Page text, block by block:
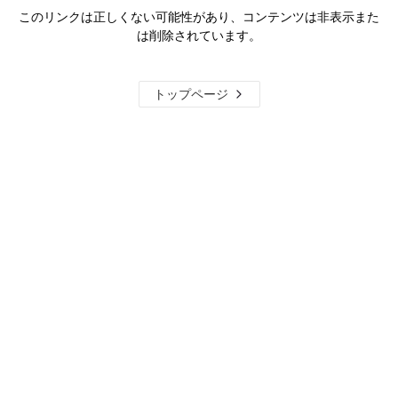
このリンクは正しくない可能性があり、コンテンツは非表示また
は削除されています。
トップページ